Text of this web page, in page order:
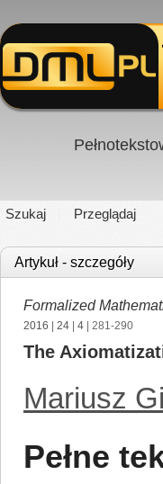
Szukaj Przeglądaj
Artykuł - szczegóły
Formalized
2016 24 4 | 281-290
The
Mariusz
Pełne